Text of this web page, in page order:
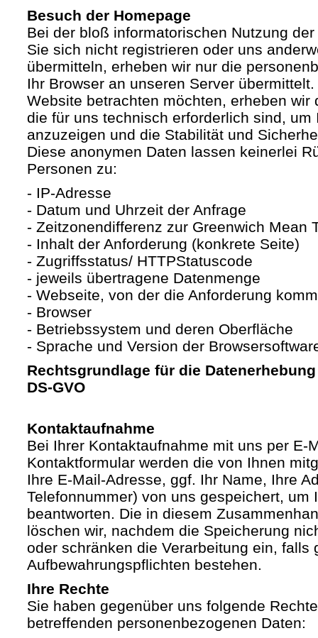
Besuch der Homepage
Bei der bloß informatorischen Nutzung
Sie sich nicht registrieren oder uns
übermitteln, erheben wir nur die
Ihr Browser an unseren Server
Website betrachten möchten, erheben wir
die für uns technisch erforderlich sind, um
anzuzeigen und die Stabilität und
Diese anonymen Daten lassen keinerlei
Personen zu:
- IP-Adresse
- Datum und Uhrzeit der Anfrage
- Zeitzonendifferenz zur Greenwich Mean
- Inhalt der Anforderung (konkrete Seite)
- Zugriffsstatus/ HTTPStatuscode
- jeweils übertragene Datenmenge
- Webseite, von der die Anforderung
- Browser
- Betriebssystem und deren Oberfläche
- Sprache und Version der
Rechtsgrundlage für die
DS-GVO
Kontaktaufnahme
Bei Ihrer Kontaktaufnahme mit uns per E-
Kontaktformular werden die von Ihnen
Ihre E-Mail-Adresse, ggf. Ihr Name, Ihre
Telefonnummer) von uns gespeichert, um
beantworten. Die in diesem
löschen wir, nachdem die Speicherung
oder schränken die Verarbeitung ein, falls
Aufbewahrungspflichten bestehen.
Ihre Rechte
Sie haben gegenüber uns folgende
betreffenden personenbezogenen Daten: